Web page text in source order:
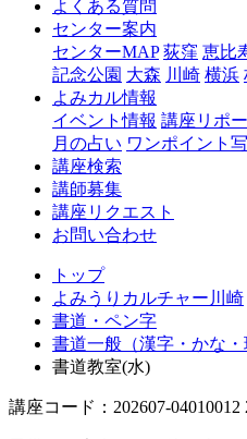
よくある質問
センター案内
センターMAP 荻窪 恵比
記念公園 大森 川崎 横浜
よみカル情報
イベント情報 講座リポ
月の占い ワンポイント
講座検索
講師募集
講座リクエスト
お問い合わせ
トップ
よみうりカルチャー川崎
書道・ペン字
書道一般（漢字・かな・
書道教室(水)
講座コード：202607-